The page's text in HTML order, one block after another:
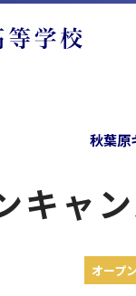
秋葉原
キ
オープ